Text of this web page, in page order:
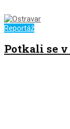
Reportáž
Potkali se